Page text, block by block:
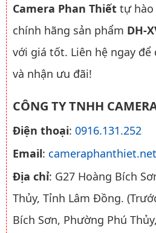
Camera Phan Thiết tự hào
chính hãng sản phẩm DH-
với giá tốt. Liên hệ ngay
và nhận ưu đãi!
CÔNG TY TNHH
Điện thoại: 0916.131.252
Email:
Địa chỉ: G27 Hoàng Bích
Thủy, Tỉnh Lâm Đồng.
Bích Sơn, Phường Phú